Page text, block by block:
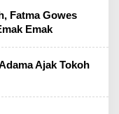
Fatma Gowes
Emak
Ajak Tokoh